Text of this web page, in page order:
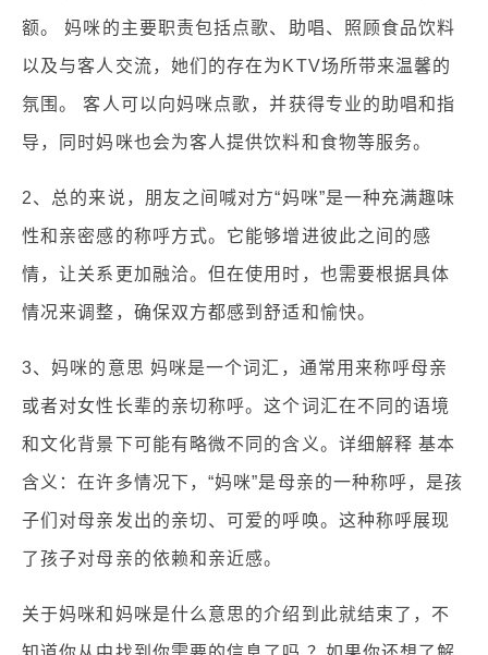
额。 妈咪的主要职责包括点歌、助唱、照顾食品饮料
以及与客人交流，她们的存在为KTV场所带来温馨的
氛围。 客人可以向妈咪点歌，并获得专业的助唱和指
导，同时妈咪也会为客人提供饮料和食物等服务。
2、总的来说，朋友之间喊对方“妈咪”是一种充满趣味
性和亲密感的称呼方式。它能够增进彼此之间的感
情，让关系更加融洽。但在使用时，也需要根据具体
情况来调整，确保双方都感到舒适和愉快。
3、妈咪的意思 妈咪是一个词汇，通常用来称呼母亲
或者对女性长辈的亲切称呼。这个词汇在不同的语境
和文化背景下可能有略微不同的含义。详细解释 基本
含义：在许多情况下，“妈咪”是母亲的一种称呼，是孩
子们对母亲发出的亲切、可爱的呼唤。这种称呼展现
了孩子对母亲的依赖和亲近感。
关于妈咪和妈咪是什么意思的介绍到此就结束了，不